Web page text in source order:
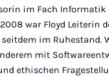
im Fach
war Floyd Leiterin
im Ruhestand.
mit
ethischen